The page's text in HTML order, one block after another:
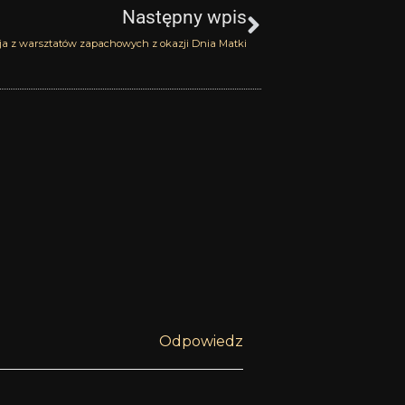
Następny wpis
z warsztatów zapachowych z okazji Dnia Matki
Odpowiedz